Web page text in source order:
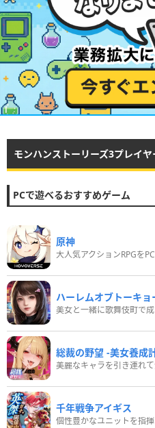
モンハンストーリーズ3プレイヤ
PCで遊べるおすすめゲーム
原神
大人気アクションRPGを
ハーレムオブトーキョ
美女と一緒に歌舞伎町で成
総裁の野望 -美女養成
美麗なキャラを引き連れ
千年戦争アイギス
個性豊かなユニットを指